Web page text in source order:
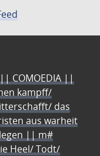
COMOEDIA ||
kampff/
das
aus warheit
|| m#
Heel/ Todt/